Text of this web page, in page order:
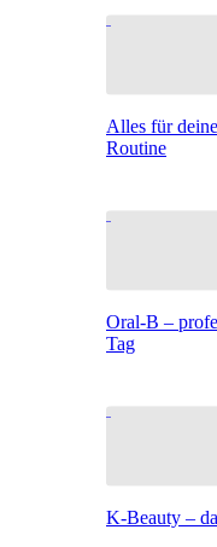
Alles für
Routine
Oral-B –
Tag
K-Beauty –